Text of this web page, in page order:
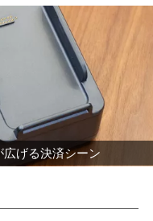
げる決済シーン